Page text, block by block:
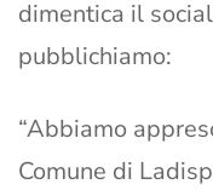
dimentica il
pubblichiamo:
“Abbiamo
Comune di